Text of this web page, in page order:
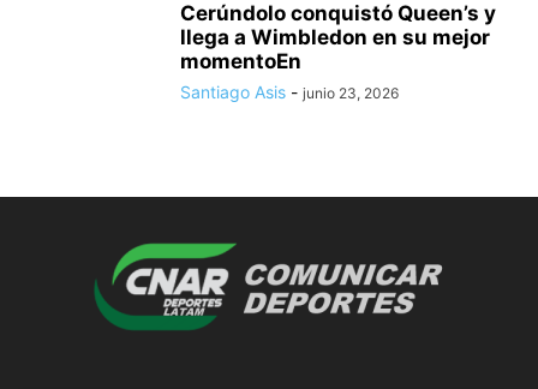
Cerúndolo conquistó Queen’s y
llega a Wimbledon en su mejor
momentoEn
Santiago Asis - junio 23, 2026